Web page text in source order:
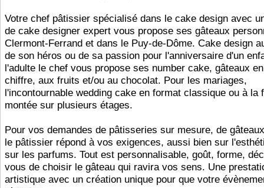
Votre chef pâtissier spécialisé dans le cake design avec
de cake designer expert vous propose ses gâteaux
Clermont-Ferrand et dans le Puy-de-Dôme. Cake design
de son héros ou de sa passion pour l'anniversaire d'un
l'adulte le chef vous propose ses number cake, gâteaux
chiffre, aux fruits et/ou au chocolat. Pour les mariages,
l'incontournable wedding cake en format classique ou à la
montée sur plusieurs étages.
Pour vos demandes de pâtisseries sur mesure, de
le pâtissier répond à vos exigences, aussi bien sur
sur les parfums. Tout est personnalisable, goût, forme,
vous de choisir le gâteau qui ravira vos sens. Une
artistique avec un création unique pour que votre